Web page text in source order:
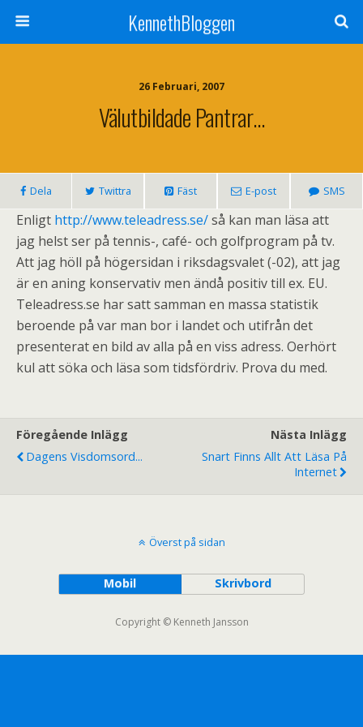
KennethBloggen
26 Februari, 2007
Välutbildade Pantrar…
Dela Twittra Fäst E-post SMS
Enligt http://www.teleadress.se/så kan man läsa att
jag helst ser på tennis-, café- och golfprogram på tv.
Att jag höll på högersidan i riksdagsvalet (-02), att jag
är en aning konservativ men ändå positiv till ex. EU.
Teleadress.se har satt samman en massa statistik
beroende på var man bor i landet och utifrån det
presenterat en bild av alla på en viss adress. Oerhört
kul att söka och läsa som tidsfördriv. Prova du med.
Föregående Inlägg
Dagens Visdomsord...
Nästa Inlägg
Snart Finns Allt Att Läsa På
Internet
Överst på sidan
Mobil Skrivbord
Copyright © Kenneth Jansson